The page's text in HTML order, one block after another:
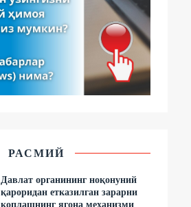
РАСМИЙ
Давлат органининг ноқонуний
қароридан етказилган зарарни
қоплашнинг ягона механизми